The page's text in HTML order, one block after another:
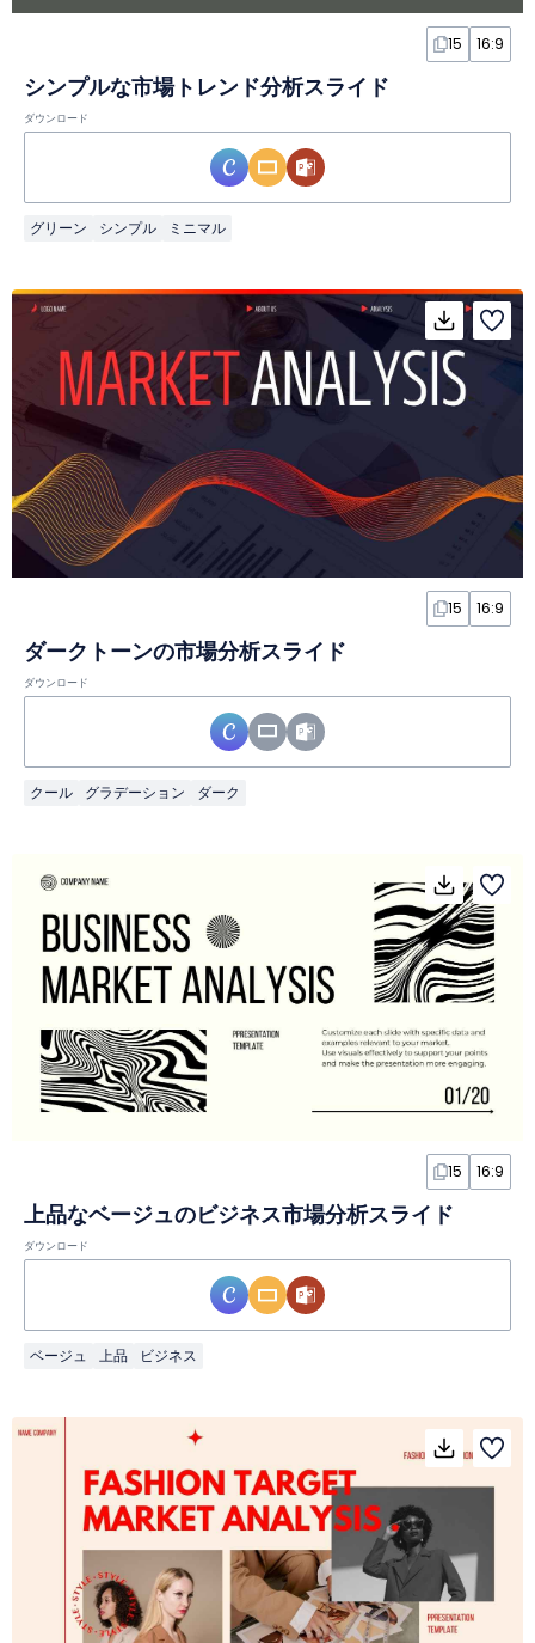
15 16:9
シンプルな市場トレンド分析スライド
ダウンロード
グリーン シンプル ミニマル
15 16:9
ダークトーンの市場分析スライド
ダウンロード
クール グラデーション ダーク
15 16:9
上品なベージュのビジネス市場分析スライド
ダウンロード
ベージュ 上品 ビジネス